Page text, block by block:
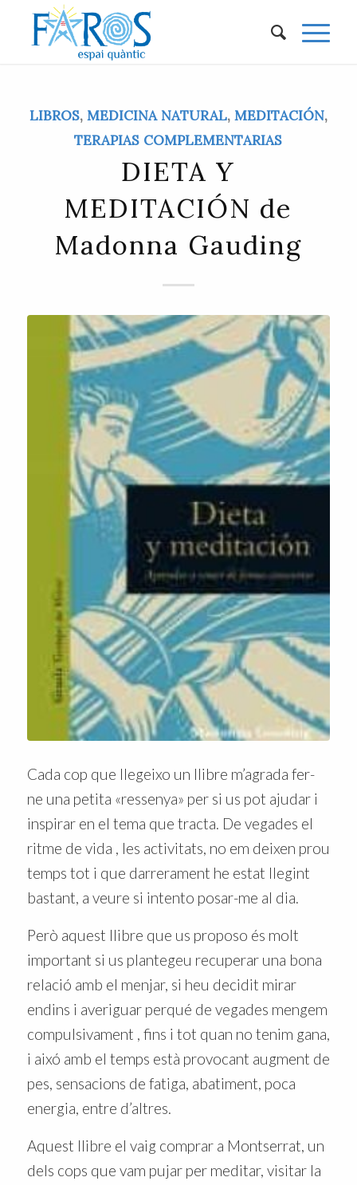
LIBROS, MEDICINA NATURAL, MEDITACIÓN,
TERAPIAS COMPLEMENTARIAS
DIETA Y
MEDITACIÓN de
Madonna Gauding
Cada cop que llegeixo un llibre m’agrada fer-
ne una petita «ressenya» per si us pot ajudar i
inspirar en el tema que tracta. De vegades el
ritme de vida , les activitats, no em deixen prou
temps tot i que darrerament he estat llegint
bastant, a veure si intento posar-me al dia.
Però aquest llibre que us proposo és molt
important si us plantegeu recuperar una bona
relació amb el menjar, si heu decidit mirar
endins i averiguar perqué de vegades mengem
compulsivament , fins i tot quan no tenim gana,
i aixó amb el temps està provocant augment de
pes, sensacions de fatiga, abatiment, poca
energia, entre d’altres.
Aquest llibre el vaig comprar a Montserrat, un
dels cops que vam pujar per meditar, visitar la